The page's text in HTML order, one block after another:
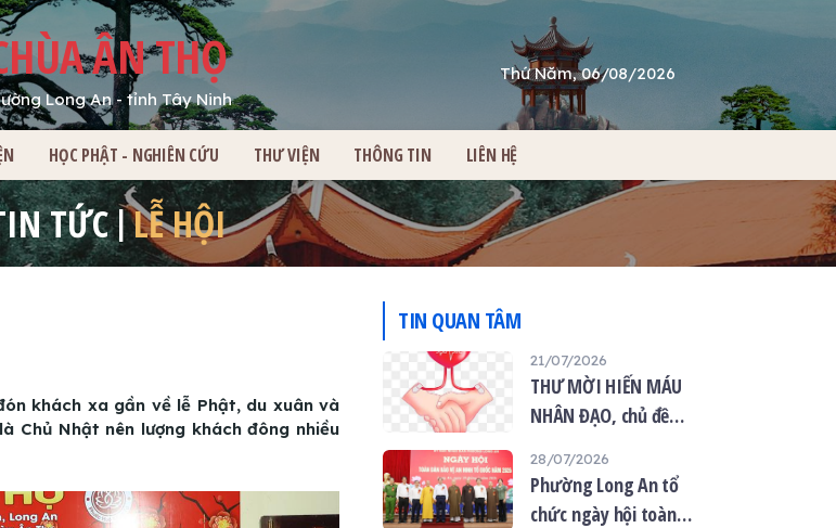
ÂN THỌ
Long An - tỉnh Tây Ninh
Thứ Năm, 06/08/2026
HỌC PHẬT - NGHIÊN CỨU THƯ VIỆN THÔNG TIN LIÊN HỆ
TỨC LỄ HỘI
khách xa gần về lễ Phật, du xuân và
Chủ Nhật nên lượng khách đông nhiều
TIN QUAN TÂM
21/07/2026
THƯ MỜI HIẾN MÁU
NHÂN ĐẠO, chủ đề
mùa Vu lan”
28/07/2026
Phường Long An tổ
chức ngày hội toàn